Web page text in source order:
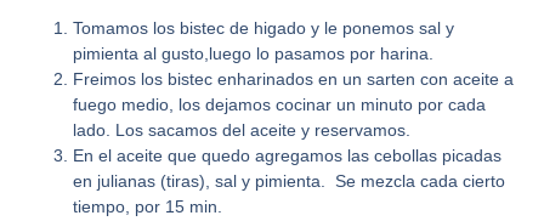
Tomamos los bistec de higado y le ponemos sal y
pimienta al gusto,luego lo pasamos por harina.
Freimos los bistec enharinados en un sarten con aceite a
fuego medio, los dejamos cocinar un minuto por cada
lado. Los sacamos del aceite y reservamos.
En el aceite que quedo agregamos las cebollas picadas
en julianas (tiras), sal y pimienta. Se mezcla cada cierto
tiempo, por 15 min.